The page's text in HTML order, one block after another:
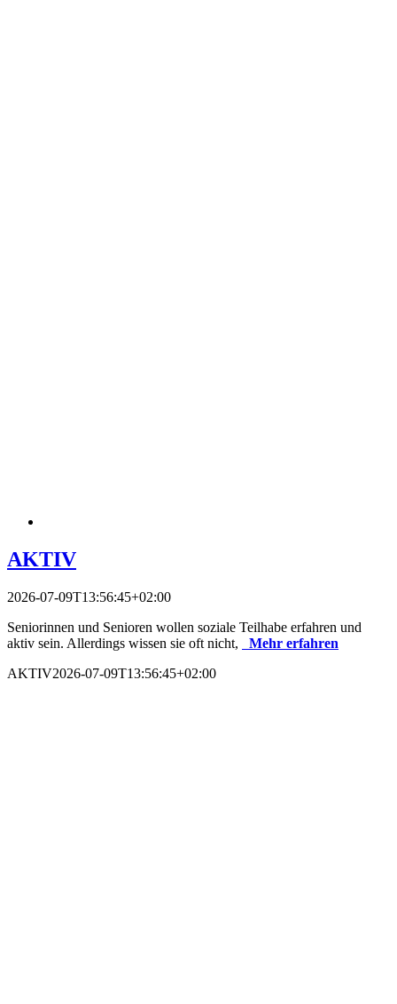
AKTIV
2026-07-09T13:56:45+02:00
Seniorinnen und Senioren wollen soziale Teilhabe erfahren und
aktiv sein. Allerdings wissen sie oft nicht,
Mehr erfahren
AKTIV2026-07-09T13:56:45+02:00